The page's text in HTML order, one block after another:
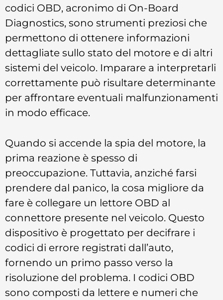
codici OBD, acronimo di On-Board
Diagnostics, sono strumenti preziosi che
permettono di ottenere informazioni
dettagliate sullo stato del motore e di altri
sistemi del veicolo. Imparare a interpretarli
correttamente può risultare determinante
per affrontare eventuali malfunzionamenti
in modo efficace.
Quando si accende la spia del motore, la
prima reazione è spesso di
preoccupazione. Tuttavia, anziché farsi
prendere dal panico, la cosa migliore da
fare è collegare un lettore OBD al
connettore presente nel veicolo. Questo
dispositivo è progettato per decifrare i
codici di errore registrati dall’auto,
fornendo un primo passo verso la
risoluzione del problema. I codici OBD
sono composti da lettere e numeri che